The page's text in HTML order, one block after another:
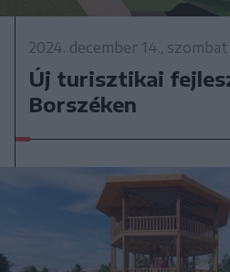
2024. december 14., szombat
Új turisztikai
Borszéken